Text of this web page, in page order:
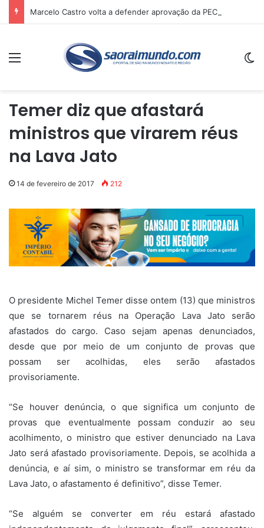
Menu
Temer diz que afastará
ministros que virarem réus
na Lava Jato
14 de fevereiro de 2017 212
O presidente Michel Temer disse ontem (13) que ministros
que se tornarem réus na Operação Lava Jato serão
afastados do cargo. Caso sejam apenas denunciados,
desde que por meio de um conjunto de provas que
possam ser acolhidas, eles serão afastados
provisoriamente.
“Se houver denúncia, o que significa um conjunto de
provas que eventualmente possam conduzir ao seu
acolhimento, o ministro que estiver denunciado na Lava
Jato será afastado provisoriamente. Depois, se acolhida a
denúncia, e aí sim, o ministro se transformar em réu da
Lava Jato, o afastamento é definitivo”, disse Temer.
“Se alguém se converter em réu estará afastado